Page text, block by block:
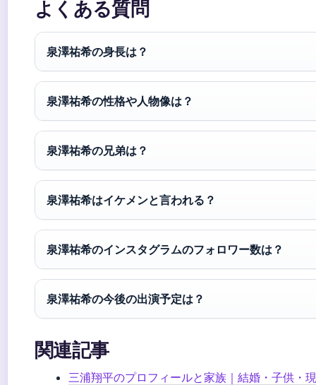
よくある質問
泉澤祐希の身長は？
泉澤祐希の性格や人物像は？
泉澤祐希の兄弟は？
泉澤祐希はイケメンと言われる？
泉澤祐希のインスタグラムのフォロワー数は？
泉澤祐希の今後の出演予定は？
関連記事
三浦翔平のプロフィールと家族｜結婚・子供・